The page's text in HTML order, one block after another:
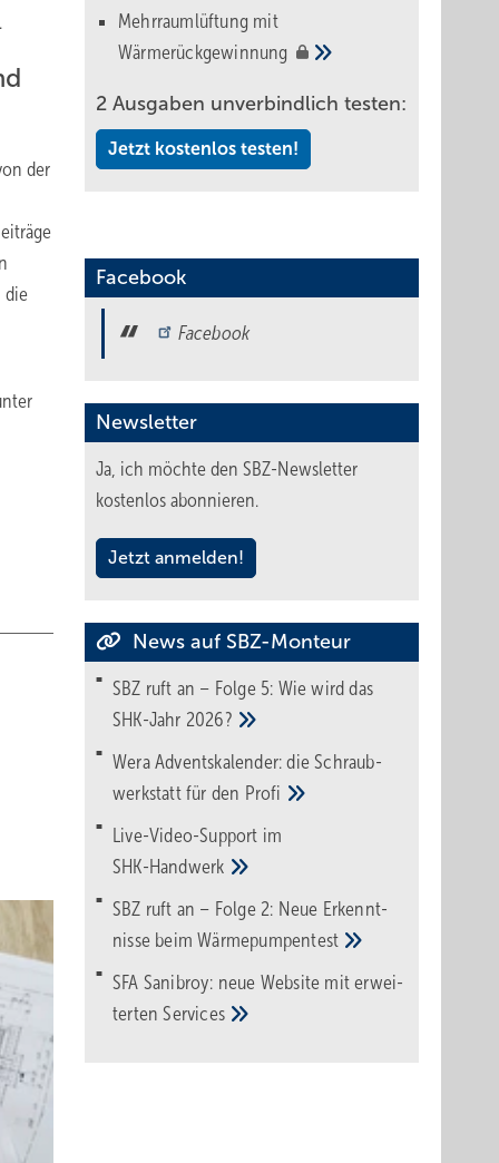
der
die
Mehrraumlüftung mit
Wärmerückgewinnung
2 Ausgaben unverbindlich testen:
Jetzt kostenlos testen!
Facebook
Facebook
Newsletter
Ja, ich möchte den SBZ-Newsletter
kostenlos abonnieren.
Jetzt anmelden!
News auf SBZ-Monteur
SBZ ruft an – Folge 5: Wie wird das
SHK-Jahr 2026?
Wera Adventskalender: die Schraub­
werk­statt für den Pro­fi
Live-Video-Support im
SHK-Handwerk
SBZ ruft an – Folge 2: Neue Erkennt­
nisse beimWärme­pumpen­test
SFA Sanibroy: neue Web­site mit erwei­
tertenServices